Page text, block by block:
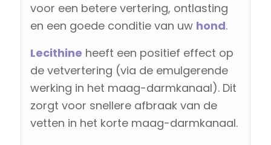
voor een betere vertering, ontlasting
en een goede conditie van uw hond.
Lecithine heeft een positief effect op
de vetvertering (via de emulgerende
werking in het maag-darmkanaal). Dit
zorgt voor snellere afbraak van de
vetten in het korte maag-darmkanaal.